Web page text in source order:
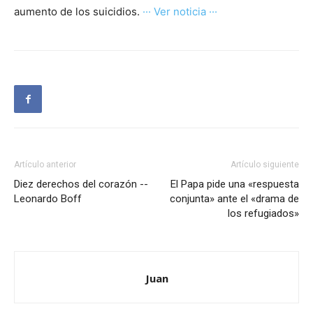
aumento de los suicidios. ··· Ver noticia ···
Artículo anterior
Diez derechos del corazón --
Leonardo Boff
Artículo siguiente
El Papa pide una «respuesta
conjunta» ante el «drama de
los refugiados»
Juan